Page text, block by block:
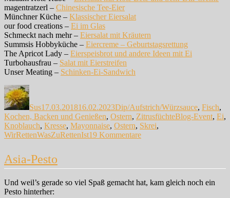
magentratzerl – Chinesische Tee-Eier
Münchner Küche – Klassischer Eiersalat
our food creations – Ei im Glas
Schmeckt nach mehr – Eiersalat mit Kräutern
Summsis Hobbyküche – Eiercreme – Geburtstagsrettung
The Apricot Lady – Eierspeisbrot und andere Ideen mit Ei
Turbohausfrau – Salat mit Eierstreifen
Unser Meating – Schinken-Ei-Sandwich
Autor
Sus17.03.201816.02.2023Dip/Aufstrich/Würzsauce, Fisch,
Kochen, Backen und Genießen, Ostern, ZitrusfüchteSchlagwörter
Blog-Event, Ei,
Knoblauch, Kresse, Mayonnaise, Ostern, Skrei,
WirRettenWasZuRettenIst19 Kommentarezu
Aioli
und
gefüllten
Asia-Pesto
Und weil’s gerade so viel Spaß gemacht hat, kam gleich noch ein
Pesto hinterher: